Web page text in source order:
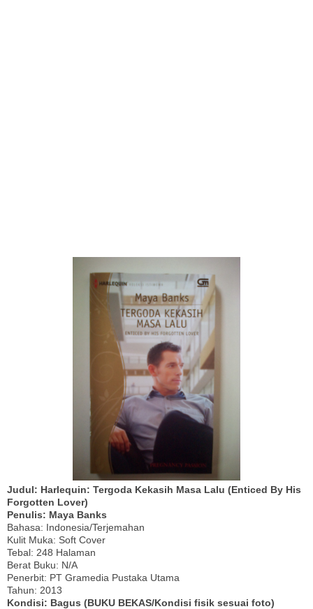
Judul: Harlequin: Tergoda Kekasih Masa Lalu (Enticed By His
Forgotten Lover)
Penulis: Maya Banks
Bahasa: Indonesia/Terjemahan
Kulit Muka: Soft Cover
Tebal: 248 Halaman
Berat Buku: N/A
Penerbit: PT Gramedia Pustaka Utama
Tahun: 2013
Kondisi: Bagus (BUKU BEKAS/Kondisi fisik sesuai foto)